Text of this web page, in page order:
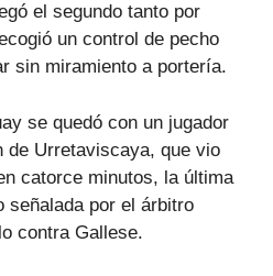
el segundo tanto por
un control de pecho
sin miramiento a portería.
se quedó con un jugador
de Urretaviscaya, que vio
catorce minutos, la última
señalada por el árbitro
contra Gallese.